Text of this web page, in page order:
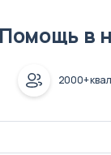
в
2000+